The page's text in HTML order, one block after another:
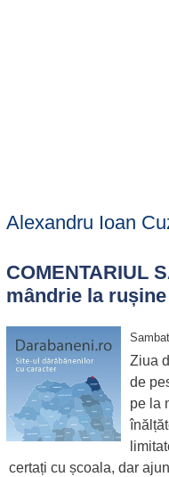
Alexandru Ioan
COMENTARIUL
mândrie la
Ziua
de
pe la
certați cu școala, dar